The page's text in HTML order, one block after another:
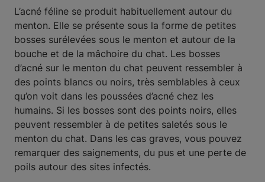
L’acné féline se produit habituellement autour du
menton. Elle se présente sous la forme de petites
bosses surélevées sous le menton et autour de la
bouche et de la mâchoire du chat. Les bosses
d’acné sur le menton du chat peuvent ressembler à
des points blancs ou noirs, très semblables à ceux
qu’on voit dans les poussées d’acné chez les
humains. Si les bosses sont des points noirs, elles
peuvent ressembler à de petites saletés sous le
menton du chat. Dans les cas graves, vous pouvez
remarquer des saignements, du pus et une perte de
poils autour des sites infectés.